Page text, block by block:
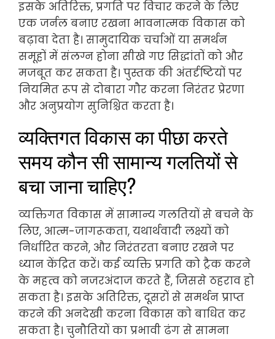
इसके अतिरिक्त, प्रगति पर विचार करने के लिए
एक जर्नल बनाए रखना भावनात्मक विकास को
बढ़ावा देता है। सामुदायिक चर्चाओं या समर्थन
समूहों में संलग्न होना सीखे गए सिद्धांतों को और
मजबूत कर सकता है। पुस्तक की अंतर्दृष्टियों पर
नियमित रूप से दोबारा गौर करना निरंतर प्रेरणा
और अनुप्रयोग सुनिश्चित करता है।
व्यक्तिगत विकास का पीछा करते
समय कौन सी सामान्य गलतियों से
बचा जाना चाहिए?
व्यक्तिगत विकास में सामान्य गलतियों से बचने के
लिए, आत्म-जागरूकता, यथार्थवादी लक्ष्यों को
निर्धारित करने, और निरंतरता बनाए रखने पर
ध्यान केंद्रित करें। कई व्यक्ति प्रगति को ट्रैक करने
के महत्व को नजरअंदाज करते हैं, जिससे ठहराव हो
सकता है। इसके अतिरिक्त, दूसरों से समर्थन प्राप्त
करने की अनदेखी करना विकास को बाधित कर
सकता है। चुनौतियों का प्रभावी ढंग से सामना